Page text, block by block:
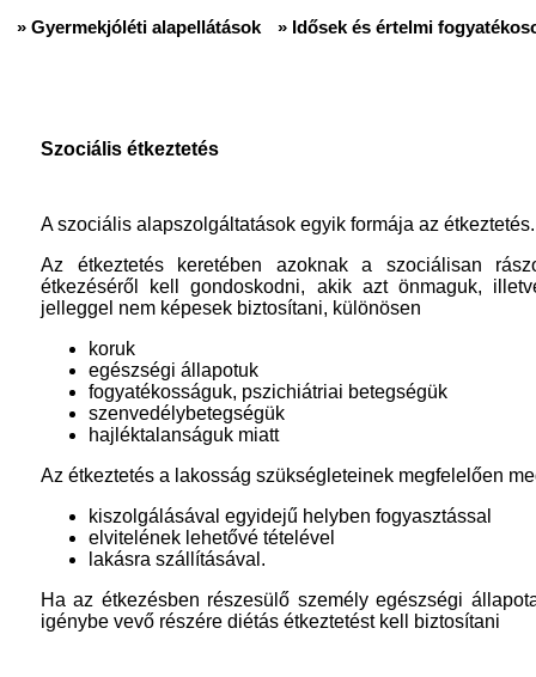
» Gyermekjóléti alapellátások » Idősek és értelmi
Szociális étkeztetés
A szociális alapszolgáltatások egyik formája az étkeztetés.
Az étkeztetés keretében azoknak a szociálisan
étkezéséről kell gondoskodni, akik azt önmaguk,
jelleggel nem képesek biztosítani, különösen
koruk
egészségi állapotuk
fogyatékosságuk, pszichiátriai betegségük
szenvedélybetegségük
hajléktalanságuk miatt
Az étkeztetés a lakosság szükségleteinek megfelelően
kiszolgálásával egyidejű helyben fogyasztással
elvitelének lehetővé tételével
lakásra szállításával.
Ha az étkezésben részesülő személy egészségi
igénybe vevő részére diétás étkeztetést kell biztosítani